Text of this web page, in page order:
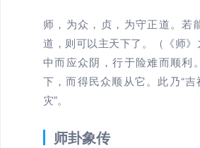
师，为众，贞，为守正道。若
道，则可以主天下了。（《师
中而应众阴，行于险难而顺利
下，而得民众顺从它。此乃“吉
灾”。
师卦象传